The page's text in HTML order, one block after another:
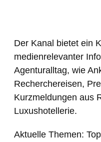
Der Kanal bietet ein
medienrelevanter
Agenturalltag, wie
Recherchereisen,
Kurzmeldungen aus
Luxushotellerie.
Aktuelle Themen: